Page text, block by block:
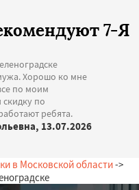
7-Я
Хорошо ко мне
по моим
по
ребята.
13.07.2026
в Московской области->